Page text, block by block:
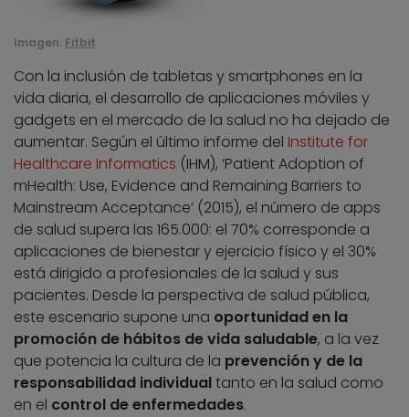
Imagen: Fitbit
Con la inclusión de tabletas y smartphones en la
vida diaria, el desarrollo de aplicaciones móviles y
gadgets en el mercado de la salud no ha dejado de
aumentar. Según el último informe del Institute for
Healthcare Informatics (IHM), ‘Patient Adoption of
mHealth: Use, Evidence and Remaining Barriers to
Mainstream Acceptance’ (2015), el número de apps
de salud supera las 165.000: el 70% corresponde a
aplicaciones de bienestar y ejercicio físico y el 30%
está dirigido a profesionales de la salud y sus
pacientes. Desde la perspectiva de salud pública,
este escenario supone una oportunidad en la
promoción de hábitos de vida saludable, a la vez
que potencia la cultura de la prevención y de la
responsabilidad individualtanto en la salud como
en el control de enfermedades.